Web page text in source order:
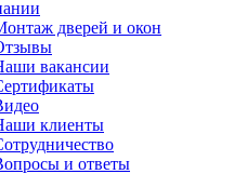
дверей и окон
вакансии
клиенты
и ответы